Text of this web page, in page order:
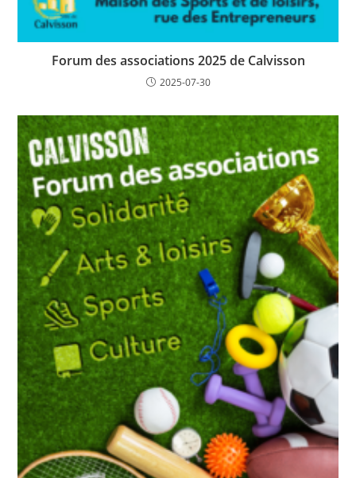
Forum des associations 2025 de Calvisson
2025-07-30